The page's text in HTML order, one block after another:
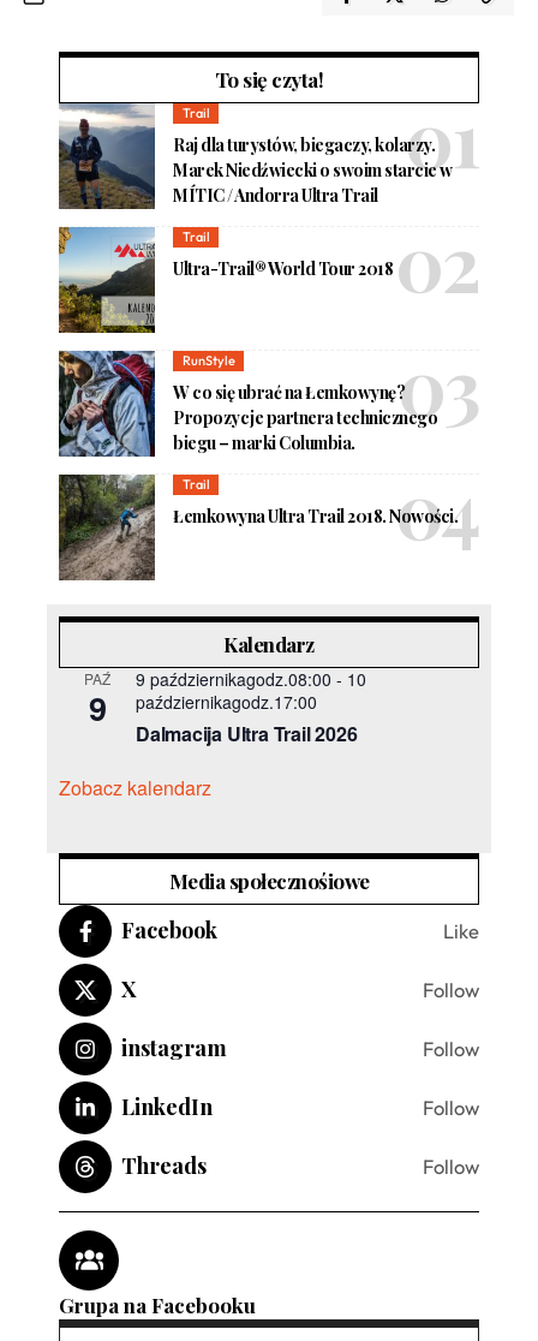
To się czyta!
Trail
Raj dla turystów, biegaczy, kolarzy.
Marek Niedźwiecki o swoim starcie w
MÍTIC / Andorra Ultra Trail
Trail
Ultra-Trail® World Tour 2018
RunStyle
W co się ubrać na Łemkowynę?
Propozycje partnera technicznego
biegu – marki Columbia.
Trail
Łemkowyna Ultra Trail 2018. Nowości.
Kalendarz
PAŹ
9
9 październikagodz.08:00 - 10
październikagodz.17:00
Dalmacija Ultra Trail 2026
Zobacz kalendarz
Media społecznośiowe
Facebook Like
X Follow
instagram Follow
LinkedIn Follow
Threads Follow
Grupa na Facebooku